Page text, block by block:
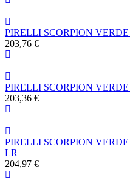
PIRELLI SCORPION VERDE
203,76 €
PIRELLI SCORPION VERDE
203,36 €
PIRELLI SCORPION
LR
204,97 €